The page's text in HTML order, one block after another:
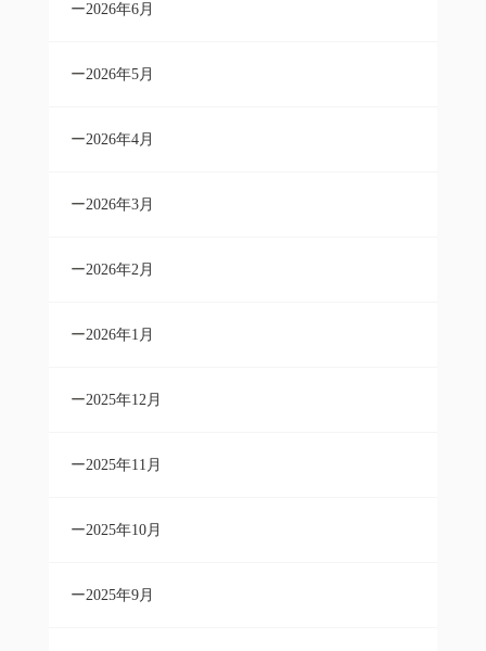
2026年6月
2026年5月
2026年4月
2026年3月
2026年2月
2026年1月
2025年12月
2025年11月
2025年10月
2025年9月